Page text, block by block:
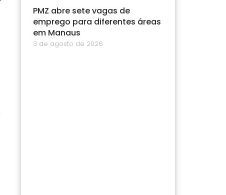
PMZ abre sete vagas de
emprego para diferentes áreas
em Manaus
3 de agosto de 2026